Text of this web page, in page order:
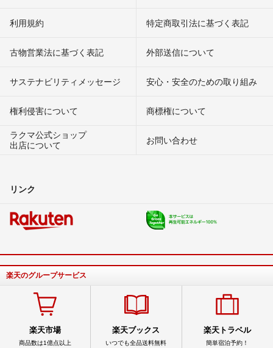
利用規約 特定商取引法に基づく表記
古物営業法に基づく表記 外部送信について
サステナビリティメッセージ 安心・安全のための取り組み
権利侵害について
商標権について
ラクマ公式ショップ
出店について
お問い合わせ
リンク
楽天のグループサービス
楽天市場
商品数は1億点以上
楽天ブックス
いつでも全品送料無料
楽天トラベル
簡単宿泊予約！